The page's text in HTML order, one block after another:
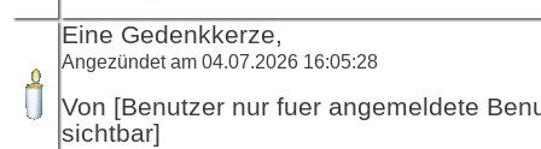
Eine Gedenkkerze,
Angezündet am 04.07.2026 16:05:28
Von [Benutzer nur fuer angemeldete
sichtbar]